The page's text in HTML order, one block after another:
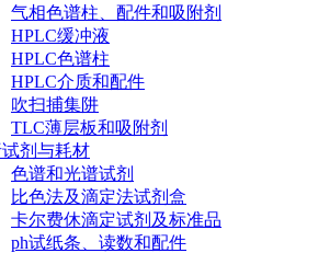
气相色谱柱、配件和吸附剂
HPLC缓冲液
HPLC色谱柱
HPLC介质和配件
吹扫捕集阱
TLC薄层板和吸附剂
剂与耗材
色谱和光谱试剂
比色法及滴定法试剂盒
卡尔费休滴定试剂及标准品
ph试纸条、读数和配件